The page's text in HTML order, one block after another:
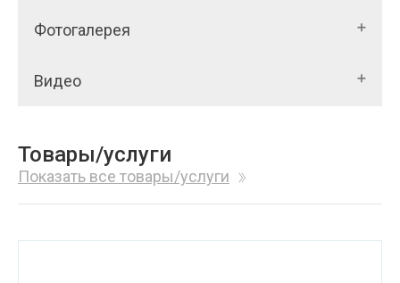
Фотогалерея
Видео
Товары/услуги
Показать все товары/услуги